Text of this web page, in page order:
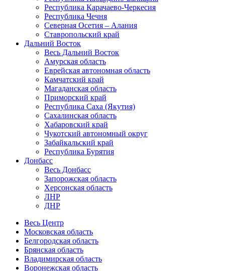
Республика Карачаево-Черкесия
Республика Чечня
Северная Осетия – Алания
Ставропольский край
Дальний Восток
Весь Дальний Восток
Амурская область
Еврейская автономная область
Камчатский край
Магаданская область
Приморский край
Республика Саха (Якутия)
Сахалинская область
Хабаровский край
Чукотский автономный округ
Забайкальский край
Республика Бурятия
Донбасс
Весь Донбасс
Запорожская область
Херсонская область
ЛНР
ДНР
Весь Центр
Московская область
Белгородская область
Брянская область
Владимирская область
Воронежская область